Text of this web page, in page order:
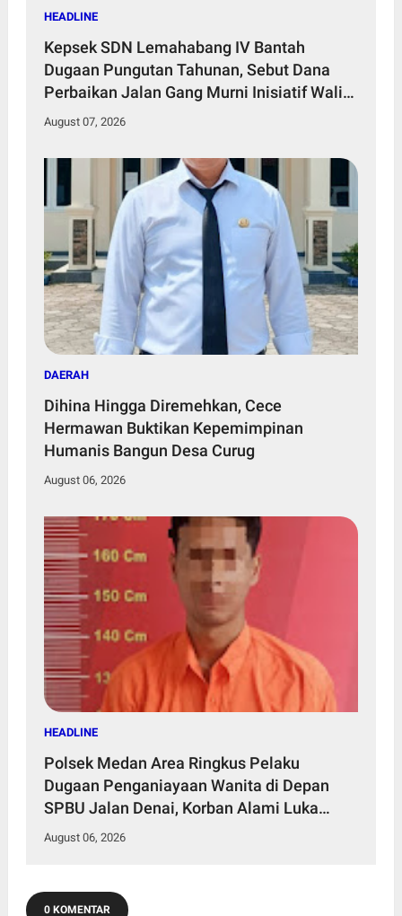
HEADLINE
Kepsek SDN Lemahabang IV Bantah
Dugaan Pungutan Tahunan, Sebut Dana
Perbaikan Jalan Gang Murni Inisiatif Wali
Murid
August 07, 2026
DAERAH
Dihina Hingga Diremehkan, Cece
Hermawan Buktikan Kepemimpinan
Humanis Bangun Desa Curug
August 06, 2026
HEADLINE
Polsek Medan Area Ringkus Pelaku
Dugaan Penganiayaan Wanita di Depan
SPBU Jalan Denai, Korban Alami Luka
Memar
August 06, 2026
0 KOMENTAR